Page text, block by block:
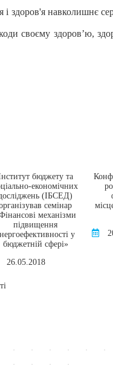
здоров'я навколишнє
своєму здоров’ю,
бюджету та
економічних
(ІБСЕД)
семінар
механізми
підвищення
у
бюджетній сфері»
26.05.2018